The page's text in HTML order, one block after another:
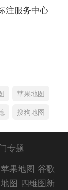
注服务中心
苹果地图
搜狗地图
专题
苹果地图 谷歌
图 四维图新